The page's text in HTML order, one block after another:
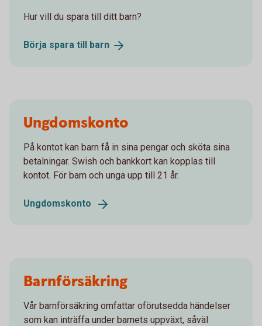
Hur vill du spara till ditt barn?
Börja spara till barn
Ungdomskonto
På kontot kan barn få in sina pengar och sköta sina
betalningar. Swish och bankkort kan kopplas till
kontot. För barn och unga upp till 21 år.
Ungdomskonto
Barnförsäkring
Vår barnförsäkring omfattar oförutsedda händelser
som kan inträffa under barnets uppväxt, såväl